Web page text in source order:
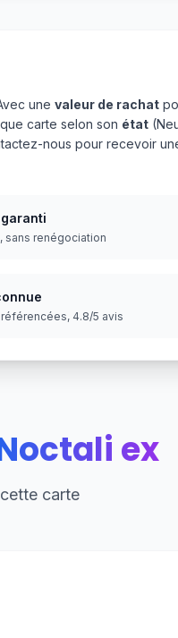
une valeur de rachat
carte selon son état
nous pour recevoir
sans renégociation
4.8/5 avis
ex
carte